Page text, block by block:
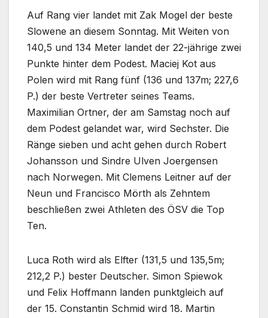
Auf Rang vier landet mit Zak Mogel der beste
Slowene an diesem Sonntag. Mit Weiten von
140,5 und 134 Meter landet der 22-jährige zwei
Punkte hinter dem Podest. Maciej Kot aus
Polen wird mit Rang fünf (136 und 137m; 227,6
P.) der beste Vertreter seines Teams.
Maximilian Ortner, der am Samstag noch auf
dem Podest gelandet war, wird Sechster. Die
Ränge sieben und acht gehen durch Robert
Johansson und Sindre Ulven Joergensen
nach Norwegen. Mit Clemens Leitner auf der
Neun und Francisco Mörth als Zehntem
beschließen zwei Athleten des ÖSV die Top
Ten.
Luca Roth wird als Elfter (131,5 und 135,5m;
212,2 P.) bester Deutscher. Simon Spiewok
und Felix Hoffmann landen punktgleich auf
der 15. Constantin Schmid wird 18. Martin